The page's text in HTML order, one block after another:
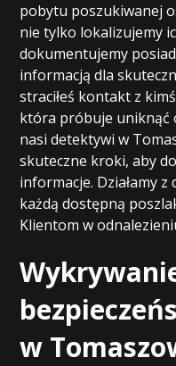
pobytu poszukiwanej
nie tylko lokalizujemy
dokumentujemy
informacją dla
straciłeś kontakt z
która próbuje uniknąć
nasi detektywi w
skuteczne kroki, aby
informacje. Działamy
każdą dostępną
Klientom w
w